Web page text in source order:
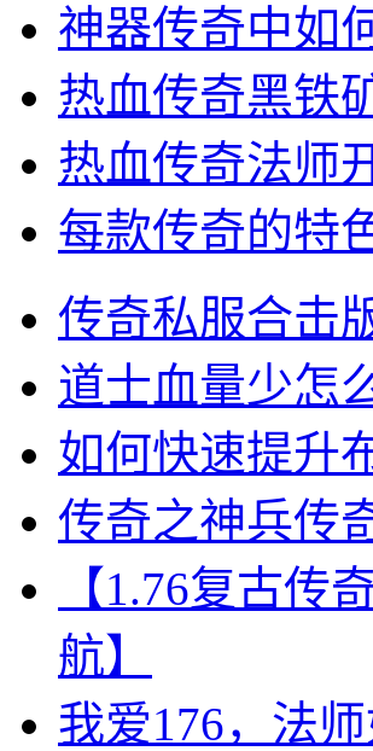
神器传奇中如
热血传奇黑铁
热血传奇法师
每款传奇的特
传奇私服合击
道士血量少怎
如何快速提升
传奇之神兵传
【1.76复古传
航】
我爱176，法